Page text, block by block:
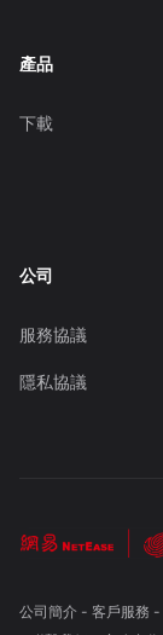
產品
下載
公司
服務協議
隱私協議
公司簡介- 客戶服務 -